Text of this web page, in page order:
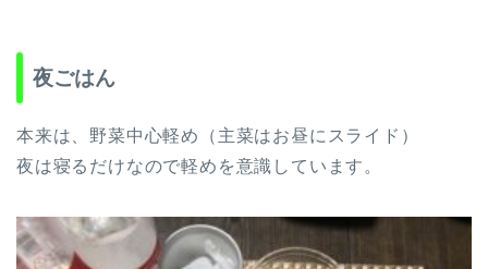
夜ごはん
本来は、野菜中心軽め（主菜はお昼にスライド）
夜は寝るだけなので軽めを意識しています。